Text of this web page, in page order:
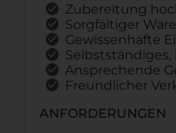
Zubereitung
Sorgfältiger
Gewissenhafte
Selbstständiges,
Ansprechende
Freundlicher
ANFORDERUNGEN